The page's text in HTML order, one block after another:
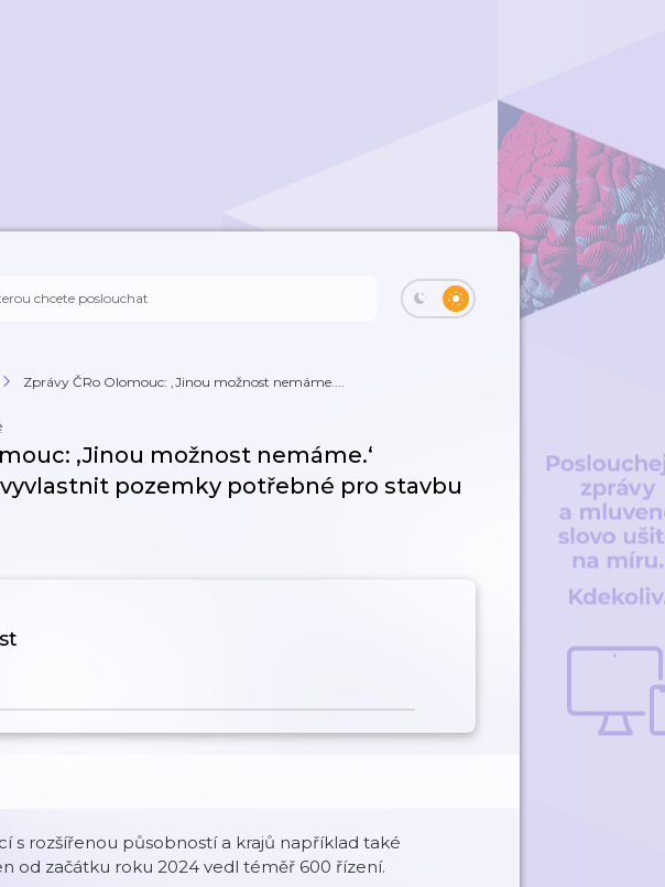
Zprávy ČRo Olomouc: ‚Jinou možnost nemáme....
‚Jinou možnost nemáme.‘
pozemky potřebné pro stavbu
s rozšířenou působností a krajů například také
od začátku roku 2024 vedl téměř 600 řízení.